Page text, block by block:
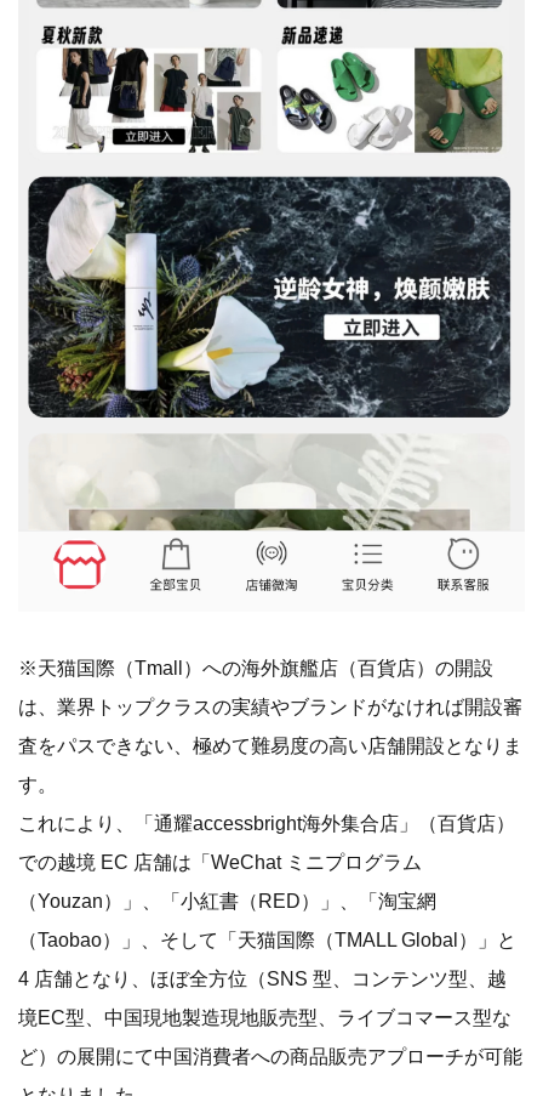
※天猫国際（Tmall）への海外旗艦店（百貨店）の開設
は、業界トップクラスの実績やブランドがなければ開設審
査をパスできない、極めて難易度の高い店舗開設となりま
す。
これにより、「通耀accessbright海外集合店」（百貨店）
での越境 EC 店舗は「WeChat ミニプログラム
（Youzan）」、「小紅書（RED）」、「淘宝網
（Taobao）」、そして「天猫国際（TMALL Global）」と
4 店舗となり、ほぼ全方位（SNS 型、コンテンツ型、越
境EC型、中国現地製造現地販売型、ライブコマース型な
ど）の展開にて中国消費者への商品販売アプローチが可能